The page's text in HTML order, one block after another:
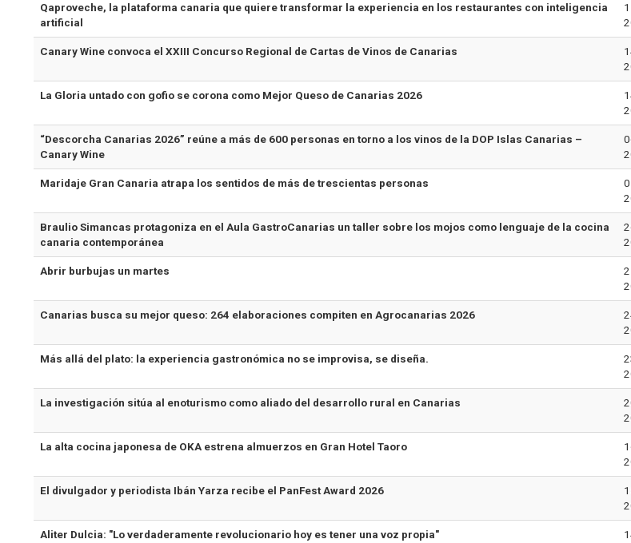
Qaproveche, la plataforma canaria que quiere transformar la experiencia en los restaurantes con inteligencia
artificial
Canary Wine convoca el XXIII Concurso Regional de Cartas de Vinos de Canarias
La Gloria untado con gofio se corona como Mejor Queso de Canarias 2026
“Descorcha Canarias 2026” reúne a más de 600 personas en torno a los vinos de la DOP Islas Canarias –
Canary Wine
Maridaje Gran Canaria atrapa los sentidos de más de trescientas personas
Braulio Simancas protagoniza en el Aula GastroCanarias un taller sobre los mojos como lenguaje de la cocina
canaria contemporánea
Abrir burbujas un martes
Canarias busca su mejor queso: 264 elaboraciones compiten en Agrocanarias 2026
Más allá del plato: la experiencia gastronómica no se improvisa, se diseña.
La investigación sitúa al enoturismo como aliado del desarrollo rural en Canarias
La alta cocina japonesa de OKA estrena almuerzos en Gran Hotel Taoro
El divulgador y periodista Ibán Yarza recibe el PanFest Award 2026
Aliter Dulcia: "Lo verdaderamente revolucionario hoy es tener una voz propia"